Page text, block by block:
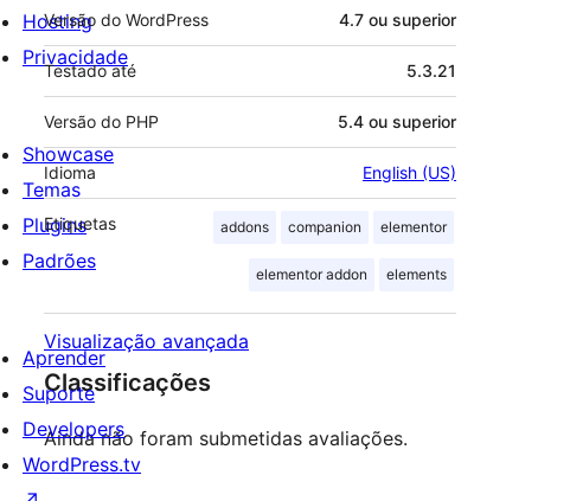
Versão do WordPress 4.7 ou superior
Testado até 5.3.21
Versão do PHP 5.4 ou superior
Idioma English (US)
Etiquetas addons companion elementor
elementor addon elements
Visualização avançada
Classificações
Ainda não foram submetidas avaliações.
Hosting
Privacidade
Showcase
Temas
Plugins
Padrões
Aprender
Suporte
Developers
WordPress.tv